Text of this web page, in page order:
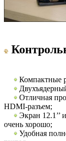
Компактные
Отличная
HDMI-разъем;
Экран 12.1’’
очень хорошо;
Удобная